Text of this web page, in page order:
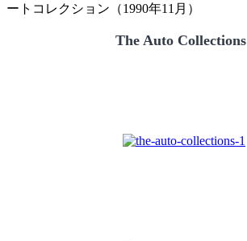
ートコレクション（1990年11月）
The Auto Collections